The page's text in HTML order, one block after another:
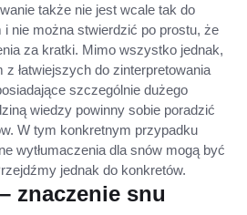
także nie jest wcale tak do
nie można stwierdzić po prostu, że
za kratki. Mimo wszystko jednak,
łatwiejszych do zinterpretowania
szczególnie dużego
wiedzy powinny sobie poradzić
W tym konkretnym przypadku
wytłumaczenia dla snów mogą być
jednak do konkretów.
znaczenie snu